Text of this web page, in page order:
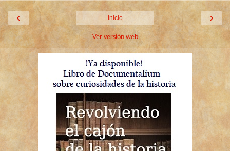
‹ ›
Inicio
Ver versión web